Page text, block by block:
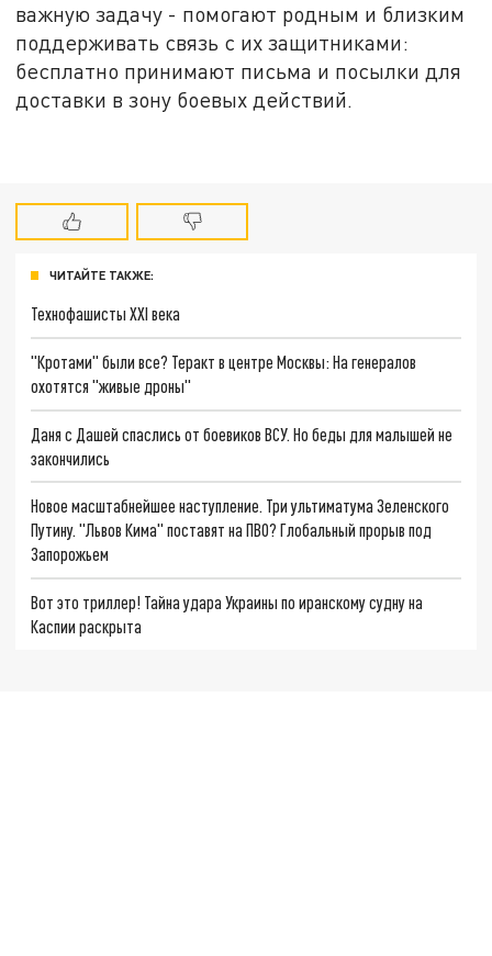
важную задачу - помогают родным и близким
поддерживать связь с их защитниками:
бесплатно принимают письма и посылки для
доставки в зону боевых действий.
ЧИТАЙТЕ ТАКЖЕ:
Технофашисты XXI века
"Кротами" были все? Теракт в центре Москвы: На генералов
охотятся "живые дроны"
Даня с Дашей спаслись от боевиков ВСУ. Но беды для малышей не
закончились
Новое масштабнейшее наступление. Три ультиматума Зеленского
Путину. "Львов Кима" поставят на ПВО? Глобальный прорыв под
Запорожьем
Вот это триллер! Тайна удара Украины по иранскому судну на
Каспии раскрыта